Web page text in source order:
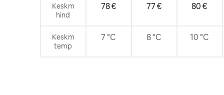
Keskm
hind
78 € 77 € 80 €
Keskm
temp
7 °C 8 °C 10 °C